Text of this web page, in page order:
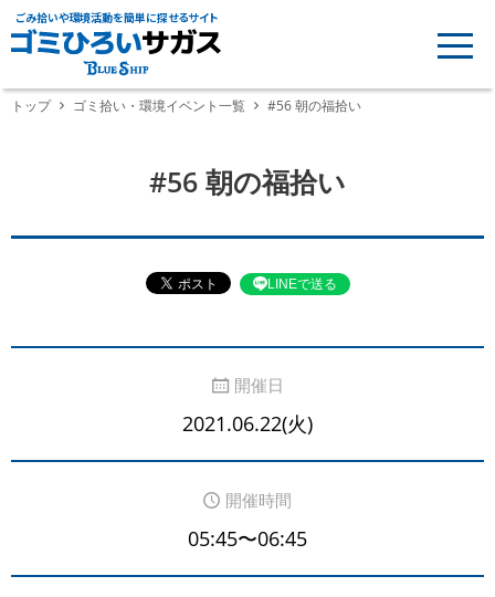
ごみ拾いや環境活動を簡単に探せるサイト
トップ ゴミ拾い・環境イベント一覧 #56 朝の福拾い
#56 朝の福拾い
LINEで送る
開催日
2021.06.22(火)
開催時間
05:45〜06:45